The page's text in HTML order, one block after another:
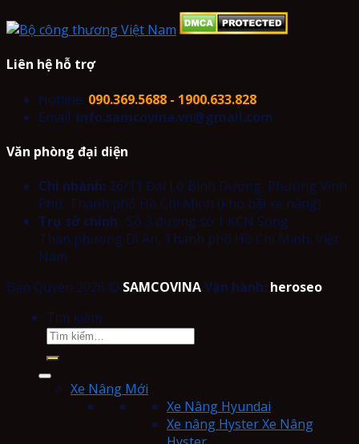
Liên hệ hỗ trợ
Hotline: 090.369.5688 - 1900.633.828
Email: info.samcovina.vn@gmail.com
Văn phòng đại diện
Chi nhánh: 26/11 Đại Lộ Bình Dương, Phường Vĩnh
Phú, Thành phố Hồ Chí Minh (kho bãi xe nâng)
Trụ sở chính : Số 3 đường số 1 KCN Sóng
Thần,phường Dĩ An, Thành phố Hồ Chí Minh, Việt
Nam
Bản Quyền 2026 © SAMCOVINAVận hành: heroseo
Tìm kiếm:
Xe Nâng Mới
Xe Nâng Hyundai
Xe nâng Hyster Xe Nâng